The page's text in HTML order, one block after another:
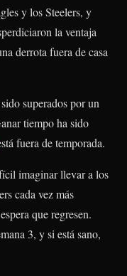
y los Steelers, y
la ventaja
derrota fuera de casa
superados por un
tiempo ha sido
fuera de temporada.
imaginar llevar a los
cada vez más
que regresen.
3, y si está sano,